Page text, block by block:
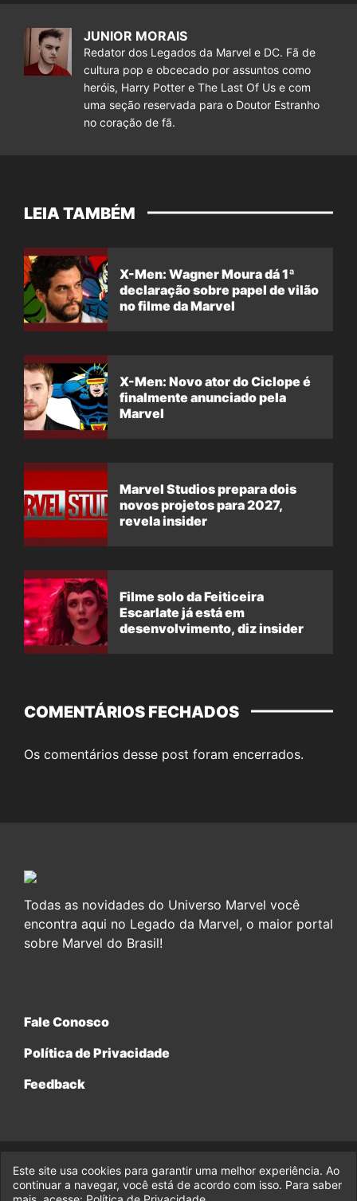
JUNIOR MORAIS
Redator dos Legados da Marvel e DC. Fã de
cultura pop e obcecado por assuntos como
heróis, Harry Potter e The Last Of Us e com
uma seção reservada para o Doutor Estranho
no coração de fã.
LEIA TAMBÉM
X-Men: Wagner Moura dá 1ª
declaração sobre papel de vilão
no filme da Marvel
X-Men: Novo ator do Ciclope é
finalmente anunciado pela
Marvel
Marvel Studios prepara dois
novos projetos para 2027,
revela insider
Filme solo da Feiticeira
Escarlate já está em
desenvolvimento, diz insider
COMENTÁRIOS FECHADOS
Os comentários desse post foram encerrados.
Todas as novidades do Universo Marvel você
encontra aqui no Legado da Marvel, o maior portal
sobre Marvel do Brasil!
Fale Conosco
Política de Privacidade
Feedback
© 2017-2026 Legado da Marvel, uma empresa da Legado
Enterprises.
Este site usa cookies para garantir uma melhor experiência. Ao
continuar a navegar, você está de acordo com isso. Para saber